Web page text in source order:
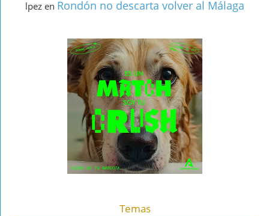
lpez en Rondón no descarta volver al Málaga
Temas